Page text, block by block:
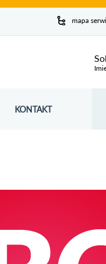
mapa
KONTAKT